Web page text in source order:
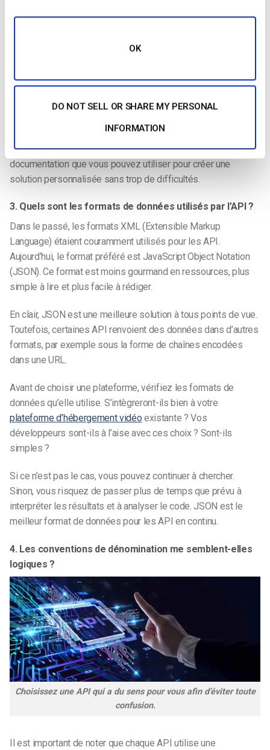
OK
DO NOT SELL OR SHARE MY PERSONAL
INFORMATION
documentation complète auprès du fournisseur. Ceux-ci
exemples d’utilisation.
Idéalement, la documentation devrait également fournir un
tester les commandes sans craindre de faire des erreurs.
Vous voulez une API de diffusion de vidéos qui offre une
documentation que vous pouvez utiliser pour créer une
solution personnalisée sans trop de difficultés.
3. Quels sont les formats de données utilisés par l’API ?
Dans le passé, les formats XML (Extensible Markup
Language) étaient couramment utilisés pour les API.
Aujourd’hui, le format préféré est JavaScript Object Notation
(JSON). Ce format est moins gourmand en ressources, plus
simple à lire et plus facile à rédiger.
En clair, JSON est une meilleure solution à tous points de vue.
Toutefois, certaines API renvoient des données dans d’autres
formats, par exemple sous la forme de chaînes encodées
dans une URL.
Avant de choisir une plateforme, vérifiez les formats de
données qu’elle utilise. S’intègreront-ils bien à votre
plateforme d’hébergement vidéo existante ? Vos
développeurs sont-ils à l’aise avec ces choix ? Sont-ils
simples ?
Si ce n’est pas le cas, vous pouvez continuer à chercher.
Sinon, vous risquez de passer plus de temps que prévu à
interpréter les résultats et à analyser le code. JSON est le
meilleur format de données pour les API en continu.
4. Les conventions de dénomination me semblent-elles
logiques ?
Choisissez une API qui a du sens pour vous afin d’éviter toute
confusion.
Il est important de noter que chaque API utilise une